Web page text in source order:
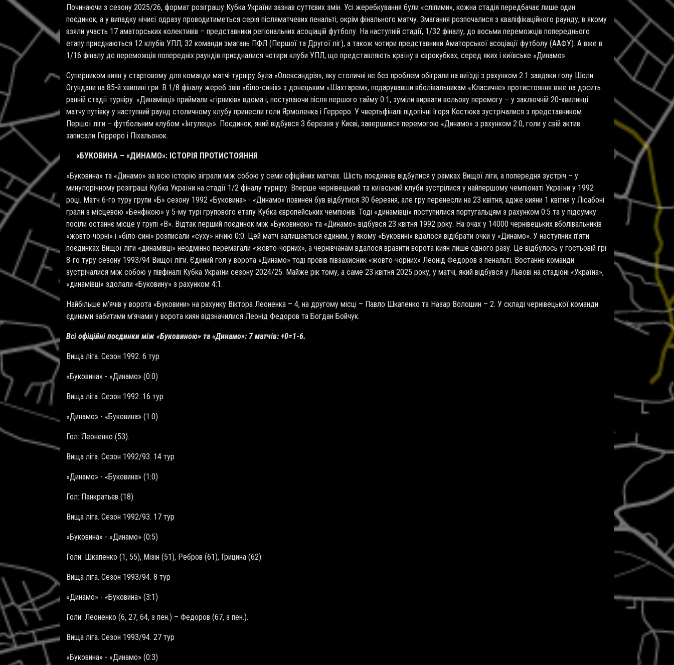
Починаючи з сезону 2025/26, формат розіграшу Кубка України зазнав суттєвих змін. Усі жеребкування були «сліпими», кожна стадія передбачає лише один
поєдинок, а у випадку нічиєї одразу проводитиметься серія післяматчевих пенальті, окрім фінального матчу. Змагання розпочалися з кваліфікаційного раунду, в якому
взяли участь 17 аматорських колективів – представники регіональних асоціацій футболу. На наступній стадії, 1/32 фіналу, до восьми переможців попереднього
етапу приєднаються 12 клубів УПЛ, 32 команди змагань ПФЛ (Першої та Другої ліг), а також чотири представники Аматорської асоціації футболу (ААФУ). А вже в
1/16 фіналу до переможців попередніх раундів приєдналися чотири клуби УПЛ, що представляють країну в єврокубках, серед яких і київське «Динамо».
Суперником киян у стартовому для команди матчі турніру була «Олександрія», яку столичні не без проблем обіграли на виїзді з рахунком 2:1 завдяки голу Шоли
Огундани на 85-й хвилині гри. В 1/8 фіналу жереб звів «біло-синіх» з донецьким «Шахтарем», подарувавши вболівальникам «Класичне» протистояння вже на досить
ранній стадії турніру. «Динамівці» приймали «гірників» вдома і, поступаючи після першого тайму 0:1, зуміли вирвати вольову перемогу – у заключній 20-хвилинці
матчу путівку у наступний раунд столичному клубу принесли голи Ярмоленка і Герреро. У чвертьфіналі підопічні Ігоря Костюка зустрічалися з представником
Першої ліги – футбольним клубом «Інгулець». Поєдинок, який відбувся 3 березня у Києві, завершився перемогою «Динамо» з рахунком 2:0, голи у свій актив
записали Герреро і Піхальонок.
«БУКОВИНА – «ДИНАМО»: ІСТОРІЯ ПРОТИСТОЯННЯ
«Буковина» та «Динамо» за всю історію зіграли між собою у семи офіційних матчах. Шість поєдинків відбулися у рамках Вищої ліги, а попередня зустріч – у
минулорічному розіграші Кубка України на стадії 1/2 фіналу турніру. Вперше чернівецький та київський клуби зустрілися у найпершому чемпіонаті України у 1992
році. Матч 6-го туру групи «Б» сезону 1992 «Буковина» - «Динамо» повинен був відбутися 30 березня, але гру перенесли на 23 квітня, адже кияни 1 квітня у Лісабоні
грали з місцевою «Бенфікою» у 5-му турі групового етапу Кубка європейських чемпіонів. Тоді «динамівці» поступилися португальцям з рахунком 0:5 та у підсумку
посіли останнє місце у групі «В». Відтак перший поєдинок між «Буковиною» та «Динамо» відбувся 23 квітня 1992 року. На очах у 14000 чернівецьких вболівальників
«жовто-чорні» і «біло-сині» розписали «суху» нічию 0:0. Цей матч залишається єдиним, у якому «Буковині» вдалося відібрати очки у «Динамо». У наступних п’яти
поєдинках Вищої ліги «динамівці» неодмінно перемагали «жовто-чорних», а чернівчанам вдалося вразити ворота киян лише одного разу. Це відбулось у гостьовій грі
8-го туру сезону 1993/94 Вищої ліги. Єдиний гол у ворота «Динамо» тоді провів півзахисник «жовто-чорних» Леонід Федоров з пенальті. Востаннє команди
зустрічалися між собою у півфіналі Кубка України сезону 2024/25. Майже рік тому, а саме 23 квітня 2025 року, у матчі, який відбувся у Львові на стадіоні «Україна»,
«динамівці» здолали «Буковину» з рахунком 4:1.
Найбільше м’ячів у ворота «Буковини» на рахунку Віктора Леоненка – 4, на другому місці – Павло Шкапенко та Назар Волошин – 2. У складі чернівецької команди
єдиними забитими м’ячами у ворота киян відзначилися Леонід Федоров та Богдан Бойчук.
Всі офіційні поєдинки між «Буковиною» та «Динамо»: 7 матчів: +0=1-6.
Вища ліга. Сезон 1992. 6 тур
«Буковина» - «Динамо» (0:0)
Вища ліга. Сезон 1992. 16 тур
«Динамо» - «Буковина» (1:0)
Гол: Леоненко (53).
Вища ліга. Сезон 1992/93. 14 тур
«Динамо» - «Буковина» (1:0)
Гол: Панкратьєв (18).
Вища ліга. Сезон 1992/93. 17 тур
«Буковина» - «Динамо» (0:5)
Голи: Шкапенко (1, 55), Мізін (51), Ребров (61), Грицина (62).
Вища ліга. Сезон 1993/94. 8 тур
«Динамо» - «Буковина» (3:1)
Голи: Леоненко (6, 27, 64, з пен.) – Федоров (67, з пен.).
Вища ліга. Сезон 1993/94. 27 тур
«Буковина» - «Динамо» (0:3)